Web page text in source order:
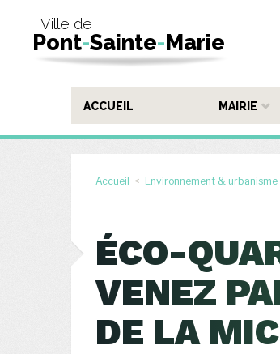
Ville de
Pont-Sainte-Marie
ACCUEIL MAIRIE
Accueil < Environnement & urbanisme
ÉCO-
VENEZ
DE LA